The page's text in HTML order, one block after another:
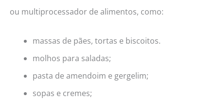
ou multiprocessador de alimentos, como:
massas de pães, tortas e biscoitos.
molhos para saladas;
pasta de amendoim e gergelim;
sopas e cremes;